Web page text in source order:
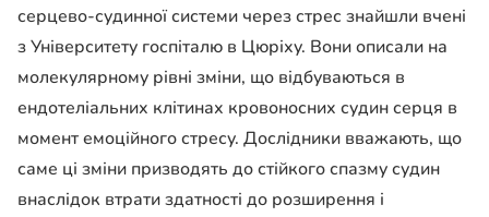
серцево-судинної системи через стрес знайшли вчені
з Університету госпіталю в Цюріху. Вони описали на
молекулярному рівні зміни, що відбуваються в
ендотеліальних клітинах кровоносних судин серця в
момент емоційного стресу. Дослідники вважають, що
саме ці зміни призводять до стійкого спазму судин
внаслідок втрати здатності до розширення і